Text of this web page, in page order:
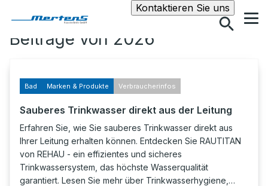
Kontaktieren Sie unsSuche
Beiträge von 2026
Bad Marken & Produkte Verbraucherinfos
Sauberes Trinkwasser direkt aus der Leitung
Erfahren Sie, wie Sie sauberes Trinkwasser direkt aus
Ihrer Leitung erhalten können. Entdecken Sie RAUTITAN
von REHAU - ein effizientes und sicheres
Trinkwassersystem, das höchste Wasserqualität
garantiert. Lesen Sie mehr über Trinkwasserhygiene,…